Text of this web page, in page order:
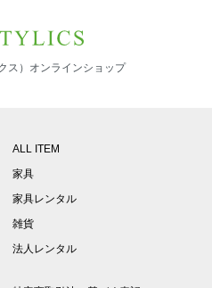
ス）オンラインショップ
ALL ITEM
家具
家具レンタル
雑貨
法人レンタル